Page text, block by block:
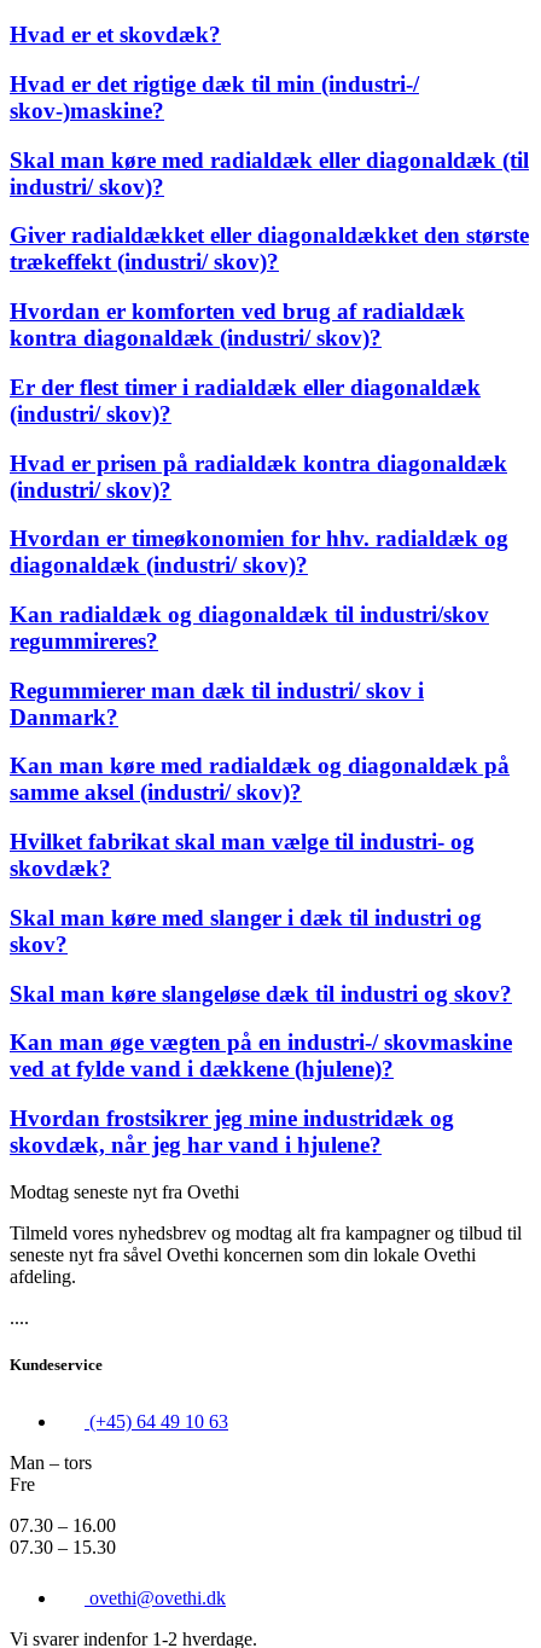
Hvad er et skovdæk?
Hvad er det rigtige dæk til min (industri-/
skov-)maskine?
Skal man køre med radialdæk eller diagonaldæk (til
industri/ skov)?
Giver radialdækket eller diagonaldækket den største
trækeffekt (industri/ skov)?
Hvordan er komforten ved brug af radialdæk
kontra diagonaldæk (industri/ skov)?
Er der flest timer i radialdæk eller diagonaldæk
(industri/ skov)?
Hvad er prisen på radialdæk kontra diagonaldæk
(industri/ skov)?
Hvordan er timeøkonomien for hhv. radialdæk og
diagonaldæk (industri/ skov)?
Kan radialdæk og diagonaldæk til industri/skov
regummireres?
Regummierer man dæk til industri/ skov i
Danmark?
Kan man køre med radialdæk og diagonaldæk på
samme aksel (industri/ skov)?
Hvilket fabrikat skal man vælge til industri- og
skovdæk?
Skal man køre med slanger i dæk til industri og
skov?
Skal man køre slangeløse dæk til industri og skov?
Kan man øge vægten på en industri-/ skovmaskine
ved at fylde vand i dækkene (hjulene)?
Hvordan frostsikrer jeg mine industridæk og
skovdæk, når jeg har vand i hjulene?
Modtag seneste nyt fra Ovethi
Tilmeld vores nyhedsbrev og modtag alt fra kampagner og tilbud til
seneste nyt fra såvel Ovethi koncernen som din lokale Ovethi
afdeling.
....
Kundeservice
(+45) 64 49 10 63
Man – tors
Fre
07.30 – 16.00
07.30 – 15.30
ovethi@ovethi.dk
Vi svarer indenfor 1-2 hverdage.